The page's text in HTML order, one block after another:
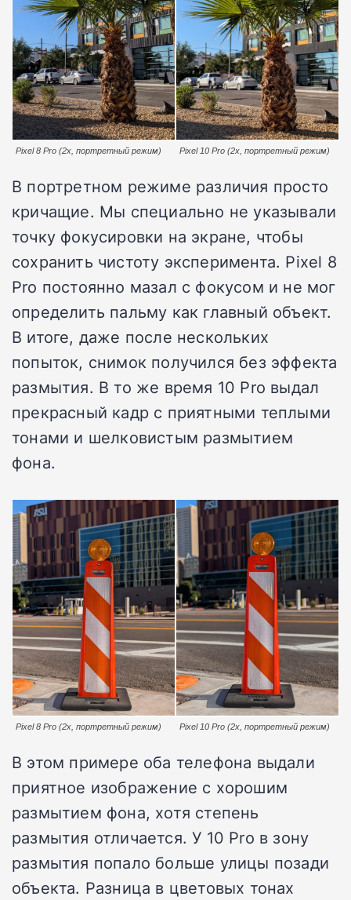
Pixel 8 Pro (2x, портретный режим) Pixel 10 Pro (2x, портретный режим)
В портретном режиме различия просто
кричащие. Мы специально не указывали
точку фокусировки на экране, чтобы
сохранить чистоту эксперимента. Pixel 8
Pro постоянно мазал с фокусом и не мог
определить пальму как главный объект.
В итоге, даже после нескольких
попыток, снимок получился без эффекта
размытия. В то же время 10 Pro выдал
прекрасный кадр с приятными теплыми
тонами и шелковистым размытием
фона.
Pixel 8 Pro (2x, портретный режим) Pixel 10 Pro (2x, портретный режим)
В этом примере оба телефона выдали
приятное изображение с хорошим
размытием фона, хотя степень
размытия отличается. У 10 Pro в зону
размытия попало больше улицы позади
объекта. Разница в цветовых тонах